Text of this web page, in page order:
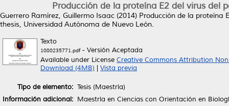
Producción de la proteína E2 del virus del
Guerrero Ramírez, Guillermo Isaac (2014) Producción de la proteína
thesis, Universidad Autónoma de Nuevo León.
Texto
1080235771.pdf- Versión Aceptada
Available under License Creative Commons Attribution
Download (4MB)
Vista previa
Tipo de elemento: Tesis (Maestría)
Información adicional: Maestría en Ciencias con Orientación en